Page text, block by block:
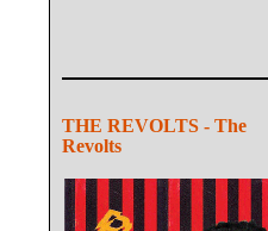
THE REVOLTS - The
Revolts